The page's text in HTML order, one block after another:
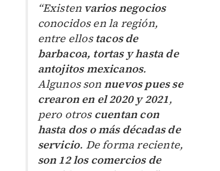
“Existen varios negocios
conocidos en la región,
entre ellos tacos de
barbacoa, tortas y hasta de
antojitos mexicanos.
Algunos son nuevos pues se
crearon en el 2020 y 2021,
pero otros cuentan con
hasta dos o más décadas de
servicio. De forma reciente,
son 12 los comercios de